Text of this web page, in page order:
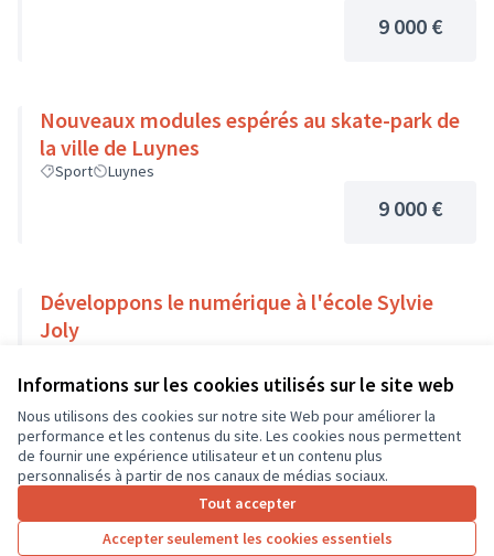
Informations sur les cookies utilisés sur le site web
Nous utilisons des cookies sur notre site Web pour améliorer la
performance et les contenus du site. Les cookies nous permettent
de fournir une expérience utilisateur et un contenu plus
personnalisés à partir de nos canaux de médias sociaux.
Tout accepter
Accepter seulement les cookies essentiels
9 000 €
Nouveaux modules espérés au skate-park de
la ville de Luynes
Sport Luynes
9 000 €
Développons le numérique à l'école Sylvie
Joly
9 000 €
Résultats par page : 25
3 … 7